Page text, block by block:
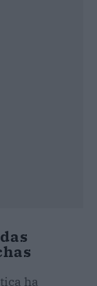
ha